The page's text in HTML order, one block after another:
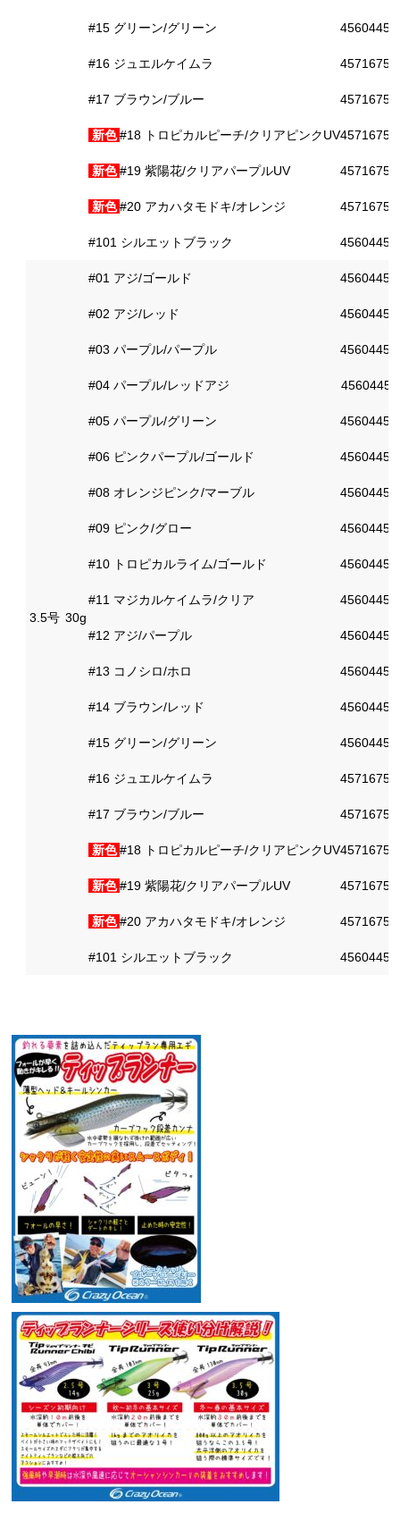
#15 グリーン/グリーン
#16 ジュエルケイムラ
#17 ブラウン/ブルー
新色 #18 トロピカルピーチ/クリアピンクUV
新色 #19 紫陽花/クリアパープルUV
新色 #20 アカハタモドキ/オレンジ
#101 シルエットブラック
3.5号 30g
#01 アジ/ゴールド
#02 アジ/レッド
#03 パープル/パープル
#04 パープル/レッドアジ
#05 パープル/グリーン
#06 ピンクパープル/ゴールド
#08 オレンジピンク/マーブル
#09 ピンク/グロー
#10 トロピカルライム/ゴールド
#11 マジカルケイムラ/クリア
#12 アジ/パープル
#13 コノシロ/ホロ
#14 ブラウン/レッド
#15 グリーン/グリーン
#16 ジュエルケイムラ
#17 ブラウン/ブルー
新色 #18 トロピカルピーチ/クリアピンクUV
新色 #19 紫陽花/クリアパープルUV
新色 #20 アカハタモドキ/オレンジ
#101 シルエットブラック